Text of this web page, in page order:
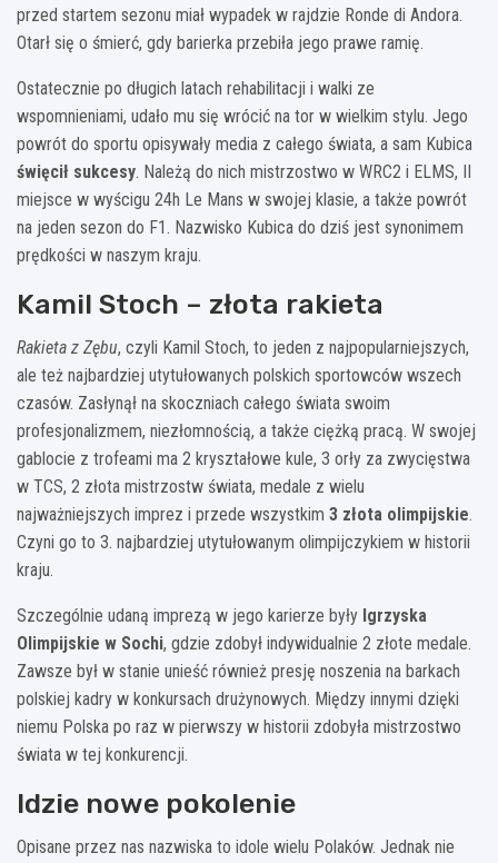
przed startem sezonu miał wypadek w rajdzie Ronde di Andora.
Otarł się o śmierć, gdy barierka przebiła jego prawe ramię.
Ostatecznie po długich latach rehabilitacji i walki ze
wspomnieniami, udało mu się wrócić na tor w wielkim stylu. Jego
powrót do sportu opisywały media z całego świata, a sam Kubica
święcił sukcesy. Należą do nich mistrzostwo w WRC2 i ELMS, II
miejsce w wyścigu 24h Le Mans w swojej klasie, a także powrót
na jeden sezon do F1. Nazwisko Kubica do dziś jest synonimem
prędkości w naszym kraju.
Kamil Stoch – złota rakieta
Rakieta z Zębu, czyli Kamil Stoch, to jeden z najpopularniejszych,
ale też najbardziej utytułowanych polskich sportowców wszech
czasów. Zasłynął na skoczniach całego świata swoim
profesjonalizmem, niezłomnością, a także ciężką pracą. W swojej
gablocie z trofeami ma 2 kryształowe kule, 3 orły za zwycięstwa
w TCS, 2 złota mistrzostw świata, medale z wielu
najważniejszych imprez i przede wszystkim 3 złota olimpijskie.
Czyni go to 3. najbardziej utytułowanym olimpijczykiem w historii
kraju.
Szczególnie udaną imprezą w jego karierze były Igrzyska
Olimpijskie w Sochi, gdzie zdobył indywidualnie 2 złote medale.
Zawsze był w stanie unieść również presję noszenia na barkach
polskiej kadry w konkursach drużynowych. Między innymi dzięki
niemu Polska po raz w pierwszy w historii zdobyła mistrzostwo
świata w tej konkurencji.
Idzie nowe pokolenie
Opisane przez nas nazwiska to idole wielu Polaków. Jednak nie